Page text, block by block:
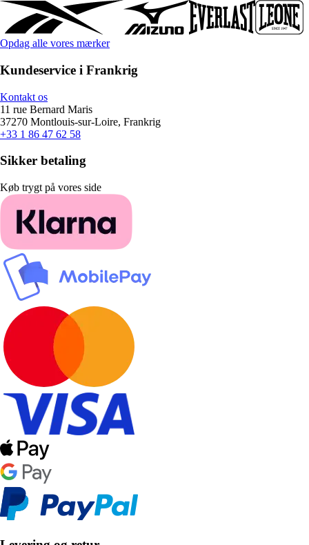
Opdag alle vores mærker
Kundeservice i Frankrig
Kontakt os
11 rue Bernard Maris
37270 Montlouis-sur-Loire, Frankrig
+33 1 86 47 62 58
Sikker betaling
Køb trygt på vores side